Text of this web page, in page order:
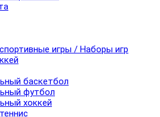
игры / Наборы игр
баскетбол
футбол
хоккей